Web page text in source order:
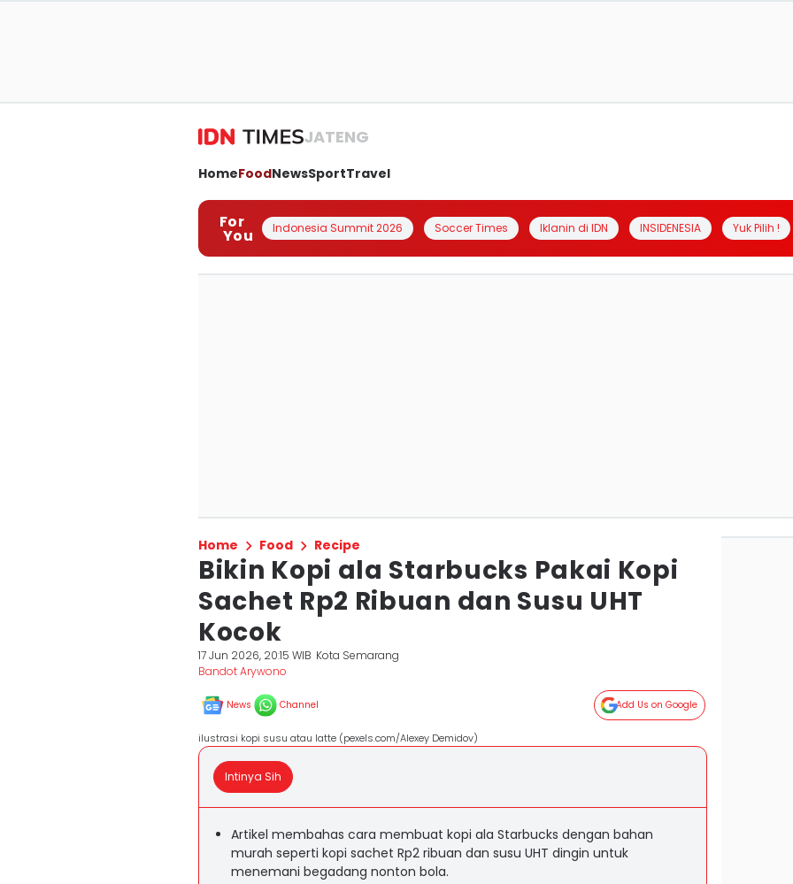
JATENG
HomeFoodNewsSportTravel
For
You Indonesia Summit 2026 Soccer Times Iklanin di IDN INSIDENESIA Yuk Pilih !
Home Food Recipe
Bikin Kopi ala Starbucks Pakai Kopi
Sachet Rp2 Ribuan dan Susu UHT
Kocok
17 Jun 2026, 20:15 WIB Kota Semarang
Bandot Arywono
News Channel Add Us on Google
ilustrasi kopi susu atau latte (pexels.com/Alexey Demidov)
Intinya Sih
Artikel membahas cara membuat kopi ala Starbucks dengan bahan
murah seperti kopi sachet Rp2 ribuan dan susu UHT dingin untuk
menemani begadang nonton bola.